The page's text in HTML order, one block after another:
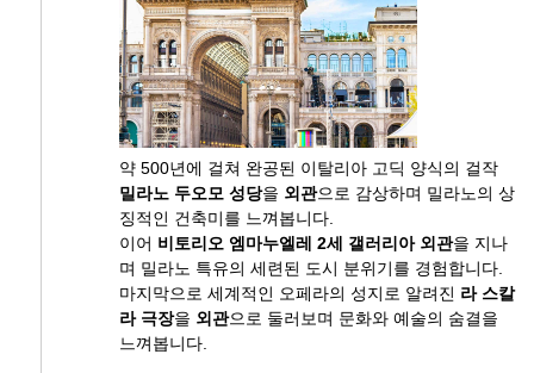
약 500년에 걸쳐 완공된 이탈리아 고딕 양식의 걸작
밀라노 두오모 성당을 외관으로 감상하며 밀라노의 상
징적인 건축미를 느껴봅니다.
이어 비토리오 엠마누엘레 2세 갤러리아 외관을 지나
며 밀라노 특유의 세련된 도시 분위기를 경험합니다.
마지막으로 세계적인 오페라의 성지로 알려진 라 스칼
라 극장을 외관으로 둘러보며 문화와 예술의 숨결을
느껴봅니다.